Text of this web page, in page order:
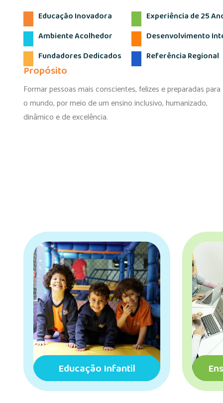
Educação Inovadora
Experiência de 25
Ambiente Acolhedor
Desenvolvimento
Fundadores Dedicados
Referência Regional
Propósito
Formar pessoas mais conscientes, felizes e preparadas para
o mundo, por meio de um ensino inclusivo, humanizado,
dinâmico e de excelência.
Ensino Fundamental I